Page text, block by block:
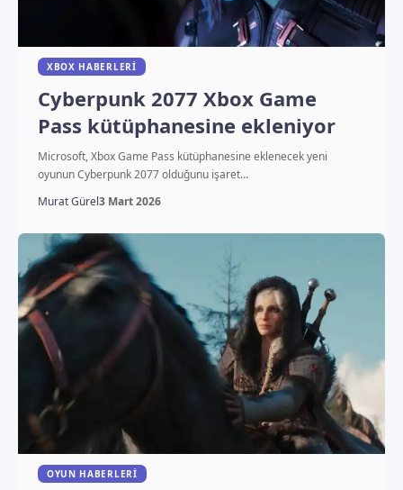
XBOX HABERLERI
Cyberpunk 2077 Xbox Game
Pass kütüphanesine ekleniyor
Microsoft, Xbox Game Pass kütüphanesine eklenecek yeni
oyunun Cyberpunk 2077 olduğunu işaret…
Murat Gürel3 Mart 2026
OYUN HABERLERI